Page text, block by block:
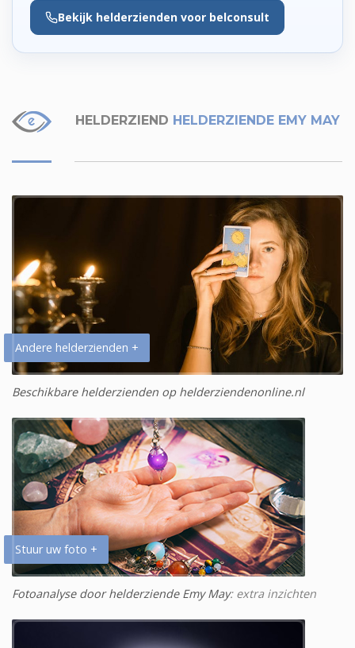
Bekijk helderzienden voor belconsult
HELDERZIEND HELDERZIENDE EMY MAY
Andere helderzienden +
Beschikbare helderzienden op helderziendenonline.nl
Stuur uw foto +
Fotoanalyse door helderziende Emy May: extra inzichten